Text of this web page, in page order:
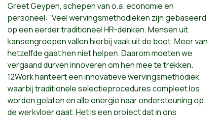
Greet Geypen, schepen van o.a. economie en
personeel: “Veel wervingsmethodieken zijn gebaseerd
op een eerder traditioneel HR-denken. Mensen uit
kansengroepen vallen hierbij vaak uit de boot. Meer van
hetzelfde gaat hen niet helpen. Daarom moeten we
vergaand durven innoveren om hen mee te trekken.
12Work hanteert een innovatieve wervingsmethodiek
waarbij traditionele selectieprocedures compleet los
worden gelaten en alle energie naar ondersteuning op
de werkvloer gaat. Het is een project dat in ons